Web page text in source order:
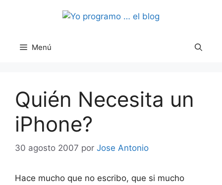
Menú
Quién Necesita un
iPhone?
30 agosto 2007 por Jose Antonio
Hace mucho que no escribo, que si mucho